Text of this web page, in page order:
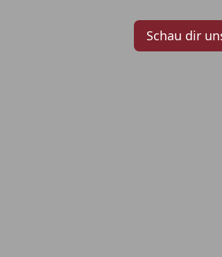
Schau dir